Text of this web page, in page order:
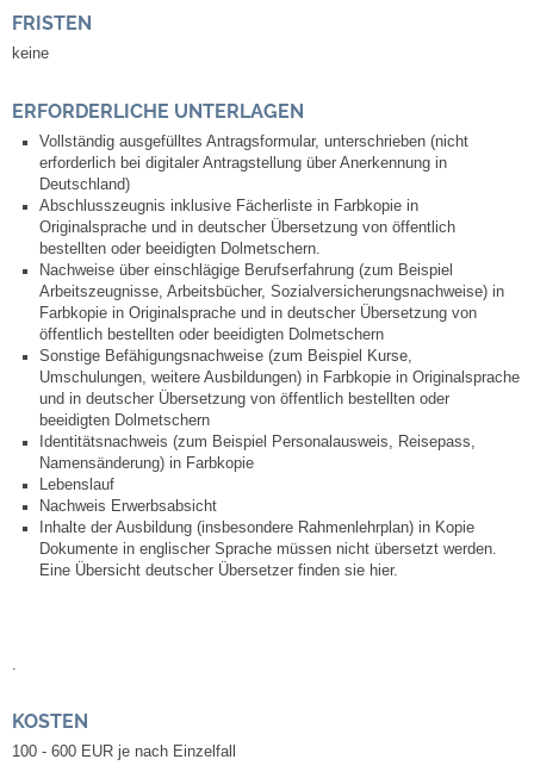
Schadensmeldungen
Bürgerservice
Gemeinderat
Sitzungsberichte
Ratsinfo
Gutachterausschuss
Leben
Bauen & Wohnen
Laufende beschränkte Ausschreibungen
FRISTEN
keine
ERFORDERLICHE UNTERLAGEN
Vollständig ausgefülltes Antragsformular, unterschrieben (nicht
erforderlich bei digitaler Antragstellung über Anerkennung in
Deutschland)
Abschlusszeugnis inklusive Fächerliste in Farbkopie in
Originalsprache und in deutscher Übersetzung von öffentlich
bestellten oder beeidigten Dolmetschern.
Nachweise über einschlägige Berufserfahrung (zum Beispiel
Arbeitszeugnisse, Arbeitsbücher, Sozialversicherungsnachweise) in
Farbkopie in Originalsprache und in deutscher Übersetzung von
öffentlich bestellten oder beeidigten Dolmetschern
Sonstige Befähigungsnachweise (zum Beispiel Kurse,
Umschulungen, weitere Ausbildungen) in Farbkopie in Originalsprache
und in deutscher Übersetzung von öffentlich bestellten oder
beeidigten Dolmetschern
Identitätsnachweis (zum Beispiel Personalausweis, Reisepass,
Namensänderung) in Farbkopie
Lebenslauf
Nachweis Erwerbsabsicht
Inhalte der Ausbildung (insbesondere Rahmenlehrplan) in Kopie
Dokumente in englischer Sprache müssen nicht übersetzt werden.
Eine Übersicht deutscher Übersetzer finden sie hier.
KOSTEN
100 - 600 EUR je nach Einzelfall